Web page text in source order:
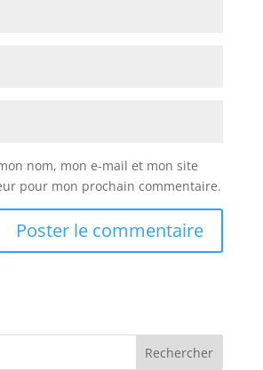
nom, mon e-mail et mon site
pour mon prochain commentaire.